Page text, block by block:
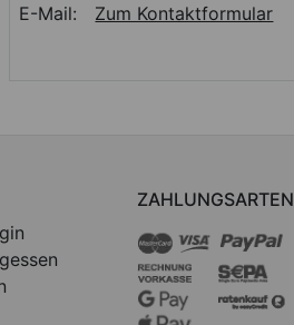
E-Mail:
Zum Kontaktformular
ZAHLUNGSARTEN